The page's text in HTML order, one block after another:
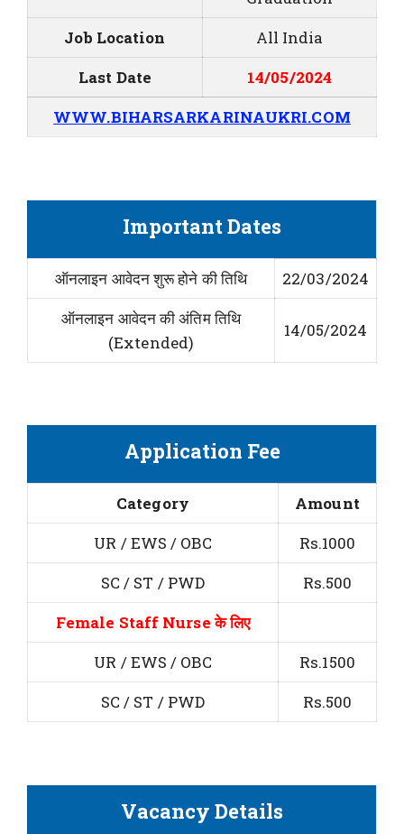
Job Location
All India
Last Date
14/05/2024
WWW.BIHARSARKARINAUKRI.COM
Important Dates
ऑनलाइन आवेदन शुरू होने की तिथि
22/03/2024
ऑनलाइन आवेदन की अंतिम तिथि
(Extended)
14/05/2024
Application Fee
Category
Amount
UR / EWS / OBC
Rs.1000
SC / ST / PWD
Rs.500
Female Staff Nurse के लिए
UR / EWS / OBC
Rs.1500
SC / ST / PWD
Rs.500
Vacancy Details